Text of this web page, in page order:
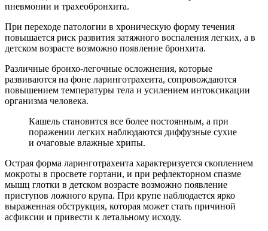
пневмонии и трахеобронхита.
При переходе патологии в хроническую форму течения
повышается риск развития затяжного воспаления легких, а в
детском возрасте возможно появление бронхита.
Различные бронхо-легочные осложнения, которые
развиваются на фоне ларинготрахеита, сопровождаются
повышением температуры тела и усилением интоксикации
организма человека.
Кашель становится все более постоянным, а при
поражении легких наблюдаются диффузные сухие
и очаговые влажные хрипы.
Острая форма ларинготрахеита характеризуется скоплением
мокроты в просвете гортани, и при рефлекторном спазме
мышц глотки в детском возрасте возможно появление
приступов ложного крупа. При крупе наблюдается ярко
выраженная обструкция, которая может стать причиной
асфиксии и привести к летальному исходу.